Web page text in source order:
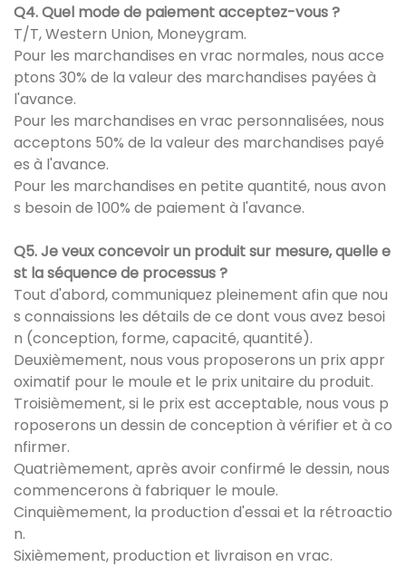
Q4. Quel mode de paiement acceptez-vous ?
T/T, Western Union, Moneygram.
Pour les marchandises en vrac normales, nous acce
ptons 30% de la valeur des marchandises payées à
l'avance.
Pour les marchandises en vrac personnalisées, nous
acceptons 50% de la valeur des marchandises payé
es à l'avance.
Pour les marchandises en petite quantité, nous avon
s besoin de 100% de paiement à l'avance.
Q5. Je veux concevoir un produit sur mesure, quelle e
st la séquence de processus ?
Tout d'abord, communiquez pleinement afin que nou
s connaissions les détails de ce dont vous avez besoi
n (conception, forme, capacité, quantité).
Deuxièmement, nous vous proposerons un prix appr
oximatif pour le moule et le prix unitaire du produit.
Troisièmement, si le prix est acceptable, nous vous p
roposerons un dessin de conception à vérifier et à co
nfirmer.
Quatrièmement, après avoir confirmé le dessin, nous
commencerons à fabriquer le moule.
Cinquièmement, la production d'essai et la rétroactio
n.
Sixièmement, production et livraison en vrac.